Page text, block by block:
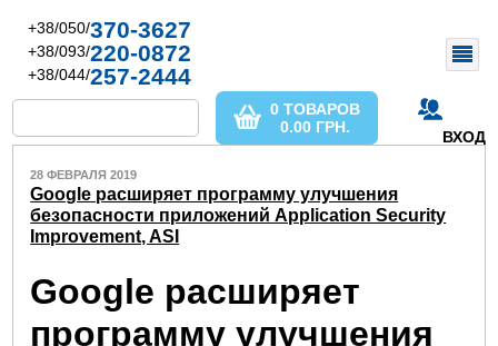
+38/050/370-3627
+38/093/220-0872
+38/044/257-2444
ВХОД
0 ТОВАРОВ
0.00 ГРН.
28 ФЕВРАЛЯ 2019
Google расширяет программу улучшения
безопасности приложений Application Security
Improvement, ASI
Google расширяет
программу улучшения